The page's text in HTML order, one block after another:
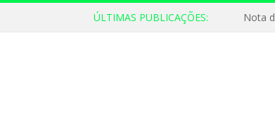
ÚLTIMAS PUBLICAÇÕES: Nota